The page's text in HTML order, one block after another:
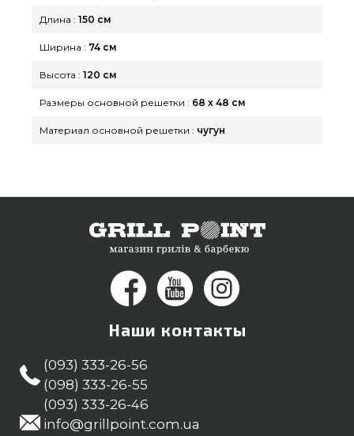
Винница, Хмельницкий, Харьков
Длина : 150 см
Ширина : 74 см
Высота : 120 см
Размеры основной решетки : 68 х 48 см
Материал основной решетки : чугун
Наши контакты
(093) 333-26-56
(098) 333-26-55
(093) 333-26-46
info@grillpoint.com.ua